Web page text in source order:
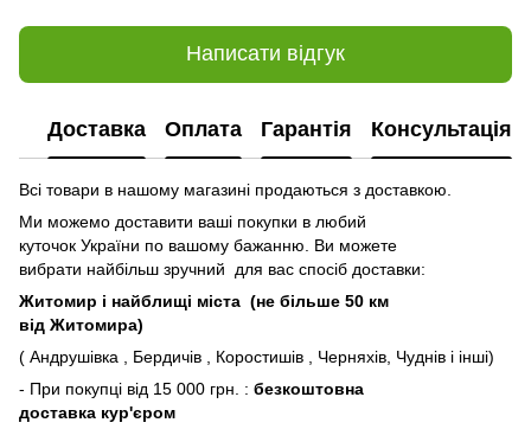
Написати відгук
Доставка Оплата Гарантія Консультація
Всі товари в нашому магазині продаються з доставкою.
Ми можемо доставити ваші покупки в любий
куточок України по вашому бажанню. Ви можете
вибрати найбільш зручний для вас спосіб доставки:
Житомир і найблищі міста (не більше 50 км
від Житомира)
( Андрушівка , Бердичів , Коростишів , Черняхів, Чуднів і інші)
- При покупці від 15 000 грн. : безкоштовна
доставка кур'єром